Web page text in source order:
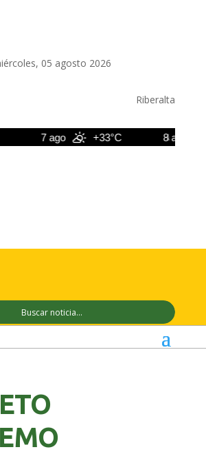
05 agosto 2026
Riberalta
7 ago +33°C 8 ago